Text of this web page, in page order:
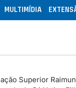
MULTIMÍDIA
Superior